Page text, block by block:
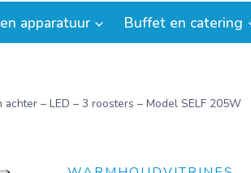
apparatuur Buffet en catering
– LED – 3 roosters – Model SELF 205W